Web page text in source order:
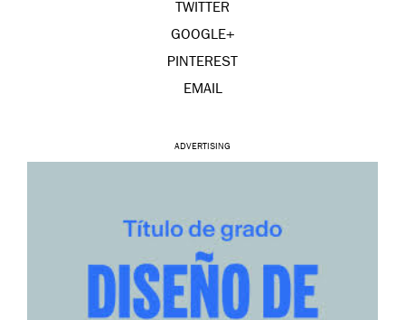
TWITTER
GOOGLE+
PINTEREST
EMAIL
ADVERTISING